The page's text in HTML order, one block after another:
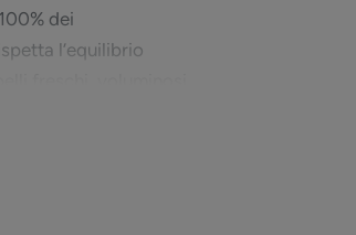
dei
l’equilibrio